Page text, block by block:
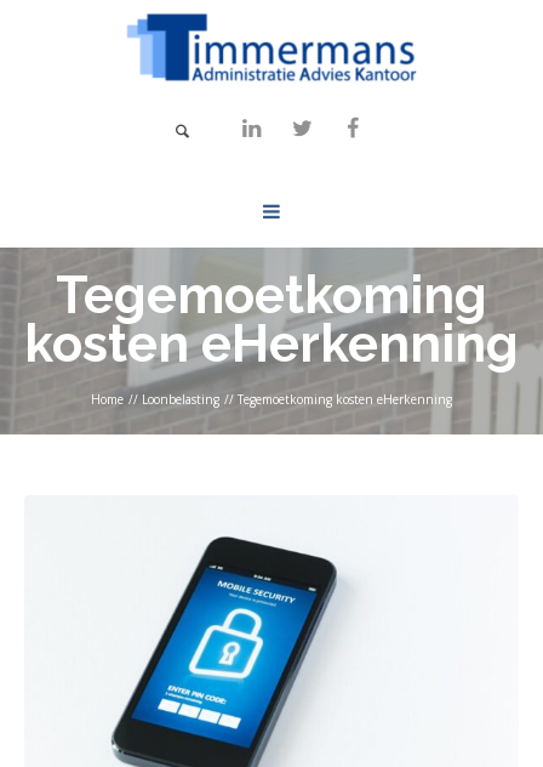
Tegemoetkoming
kosten eHerkenning
Home // Loonbelasting // Tegemoetkoming kosten eHerkenning